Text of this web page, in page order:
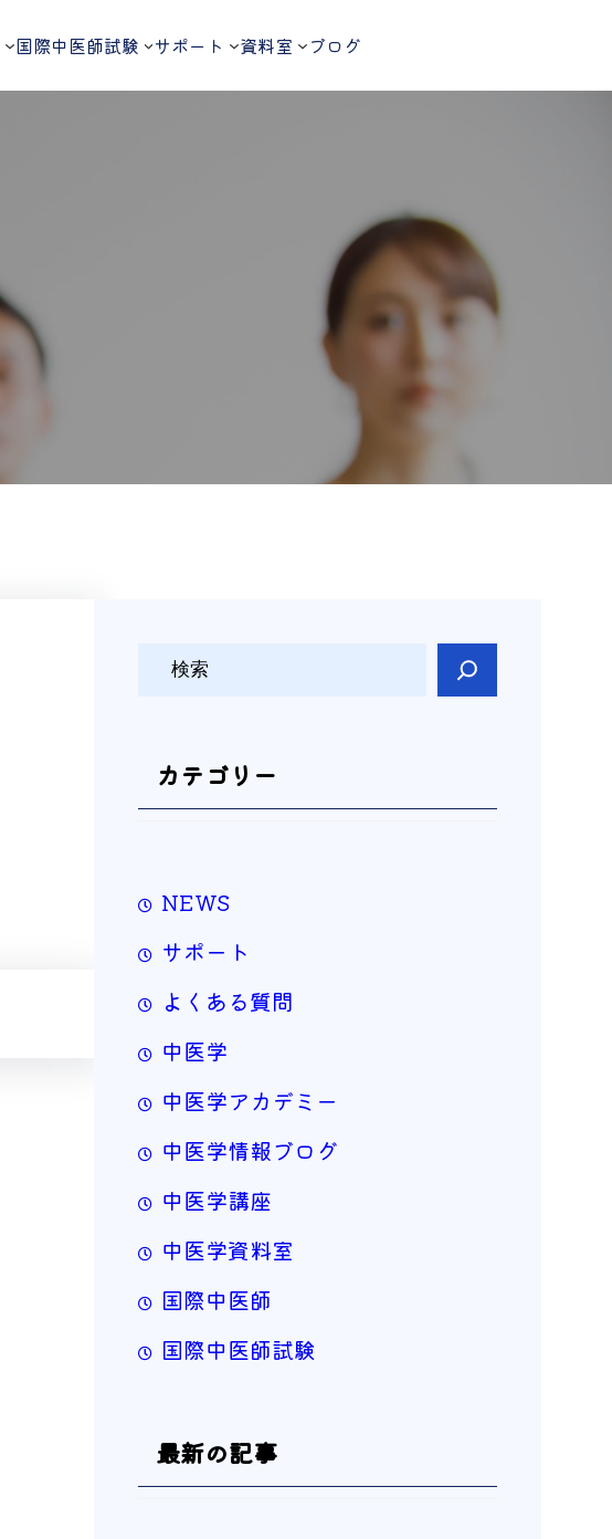
国際中医師試験 サポート 資料室 ブログ
カテゴリー
NEWS
サポート
よくある質問
中医学
中医学アカデミー
中医学情報ブログ
中医学講座
中医学資料室
国際中医師
国際中医師試験
最新の記事